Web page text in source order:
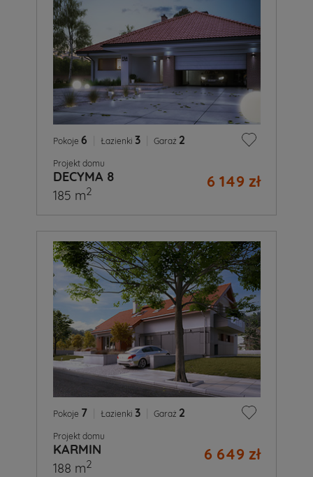
Pokoje 6 Łazienki 3 Garaż 2
Projekt domu
DECYMA 8 6 149 zł
185 m2
Pokoje 7 Łazienki 3 Garaż 2
Projekt domu
KARMIN 6 649 zł
188 m2